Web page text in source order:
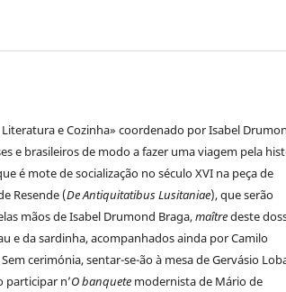
e Cozinha» coordenado por Isabel
e brasileiros de modo a fazer uma viagem pela
é mote de socialização no século XVI na peça de
Resende (De Antiquitatibus Lusitaniae), que serão
mãos de Isabel Drumond Braga,maîtredeste
e da sardinha, acompanhados ainda por Camilo
cerimónia, sentar-se-ão à mesa de Gervásio
participar n’O banquete modernista de Mário de